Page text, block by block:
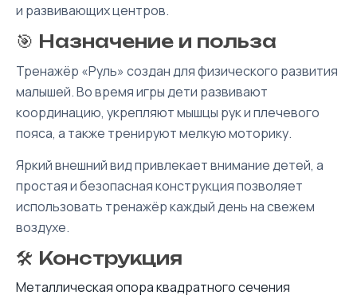
и развивающих центров.
🎯 Назначение и польза
Тренажёр «Руль» создан для физического развития
малышей. Во время игры дети развивают
координацию, укрепляют мышцы рук и плечевого
пояса, а также тренируют мелкую моторику.
Яркий внешний вид привлекает внимание детей, а
простая и безопасная конструкция позволяет
использовать тренажёр каждый день на свежем
воздухе.
🛠️ Конструкция
Металлическая опора квадратного сечения